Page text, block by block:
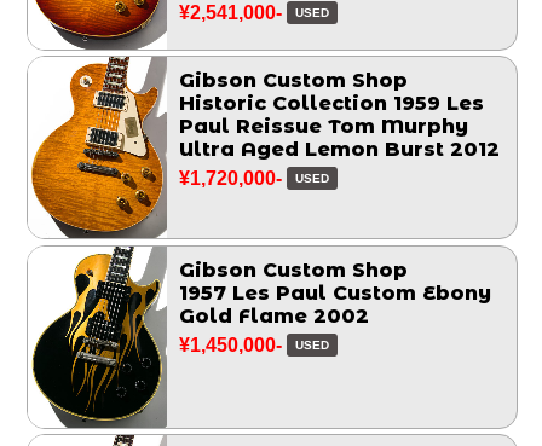
¥2,541,000- USED
Gibson Custom Shop
Historic Collection 1959 Les
Paul Reissue Tom Murphy
Ultra Aged Lemon Burst 2012
¥1,720,000- USED
Gibson Custom Shop
1957 Les Paul Custom Ebony
Gold Flame 2002
¥1,450,000- USED